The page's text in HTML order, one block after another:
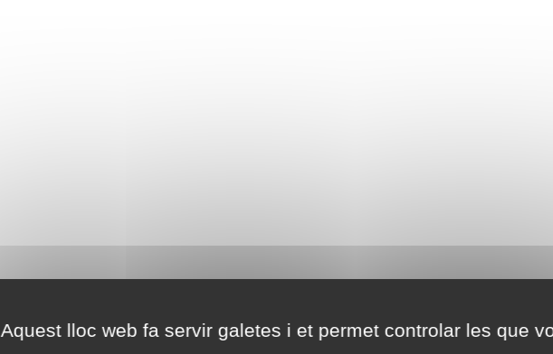
Aquest lloc web fa servir galetes i et permet controlar les que